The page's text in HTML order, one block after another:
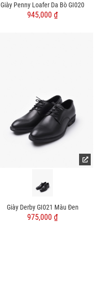
Giày Penny Loafer Da Bò GI020
945,000 ₫
Giày Derby GI021 Màu Đen
975,000 ₫